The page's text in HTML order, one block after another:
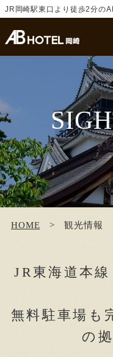
JR岡崎駅東口より徒歩2分の
HOME 観光情報
JR東海道本
無料駐車場も
の